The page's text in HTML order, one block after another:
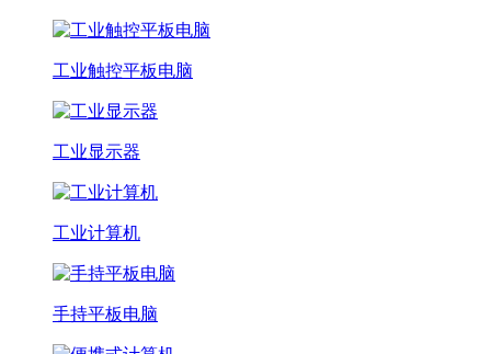
工业触控平板电脑
工业显示器
工业计算机
手持平板电脑